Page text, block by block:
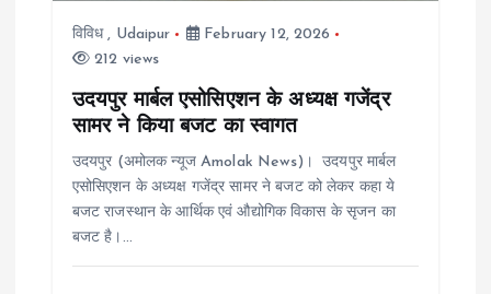
विविध, Udaipur
February 12, 2026
212 views
उदयपुर मार्बल एसोसिएशन के अध्यक्ष गजेंद्र
सामर ने किया बजट का स्वागत
उदयपुर (अमोलक न्यूज Amolak News)। उदयपुर मार्बल
एसोसिएशन के अध्यक्ष गजेंद्र सामर ने बजट को लेकर कहा ये
बजट राजस्थान के आर्थिक एवं औद्योगिक विकास के सृजन का
बजट है।…